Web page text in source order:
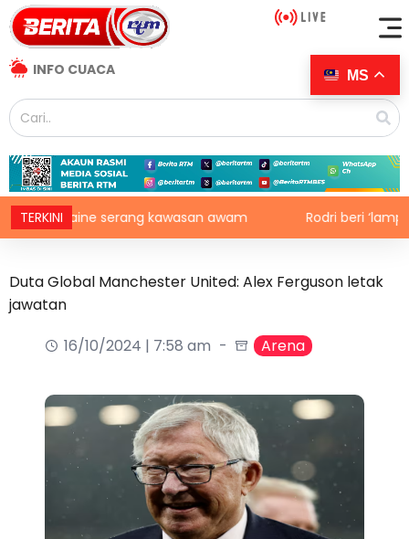
INFO CUACA
TERKINIserang kawasan awam Rodri beri ‘lampu
Duta Global Manchester United: Alex Ferguson letak
jawatan
16/10/2024 | 7:58 am
Arena
MS